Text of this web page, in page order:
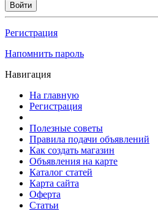
Войти
Регистрация
Напомнить пароль
Навигация
На главную
Регистрация
Полезные советы
Правила подачи объявлений
Как создать магазин
Объявления на карте
Каталог статей
Карта сайта
Оферта
Статьи